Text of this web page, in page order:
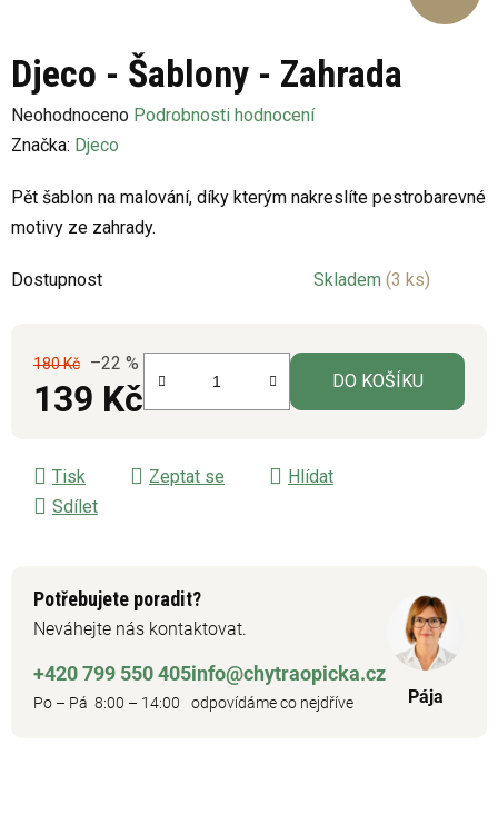
Djeco - Šablony - Zahrada
Průměrné
hodnocení
je
0,0
Neohodnoceno Podrobnosti hodnocení
Značka: Djeco
Pět šablon na malování, díky kterým nakreslíte pestrobarevné
motivy ze zahrady.
Dostupnost Skladem (3 ks)
180 Kč –22 %
139 Kč DO KOŠÍKU
Tisk Zeptat se
Hlídat
Sdílet
Potřebujete poradit?
Neváhejte nás kontaktovat.
+420 799 550 405
Po – Pá 8:00 – 14:00
info@chytraopicka.cz
odpovídáme co nejdříve Pája